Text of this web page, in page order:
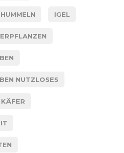
HUMMELN IGEL
NUTZLOSES
KÄFER